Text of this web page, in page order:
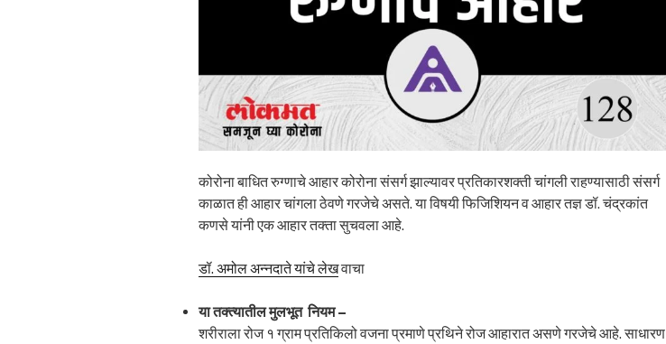
कोरोना बाधित रुग्णाचे आहार कोरोना संसर्ग झाल्यावर प्रतिकारशक्ती चांगली राहण्यासाठी संसर्ग
काळात ही आहार चांगला ठेवणे गरजेचे असते. या विषयी फिजिशियन व आहार तज्ञ डॉ. चंद्रकांत
कणसे यांनी एक आहार तक्ता सुचवला आहे.
डॉ. अमोल अन्नदाते यांचे लेखवाचा
या तक्त्यातील मुलभूत नियम –
शरीराला रोज १ ग्राम प्रतिकिलो वजना प्रमाणे प्रथिने रोज आहारात असणे गरजेचे आहे. साधारण